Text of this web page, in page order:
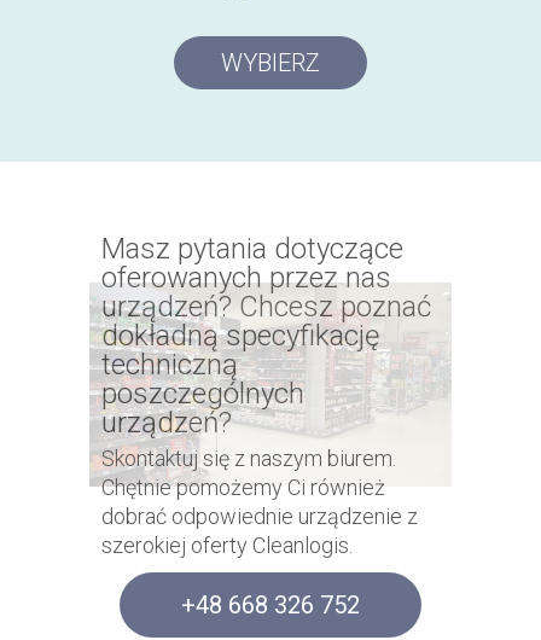
WYBIERZ
Masz pytania dotyczące
oferowanych przez nas
urządzeń? Chcesz poznać
dokładną specyfikację
techniczną
poszczególnych
urządzeń?
Skontaktuj się z naszym biurem.
Chętnie pomożemy Ci również
dobrać odpowiednie urządzenie z
szerokiej oferty Cleanlogis.
+48 668 326 752